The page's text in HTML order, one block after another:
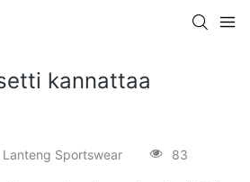
kannattaa
Lanteng Sportswear 83